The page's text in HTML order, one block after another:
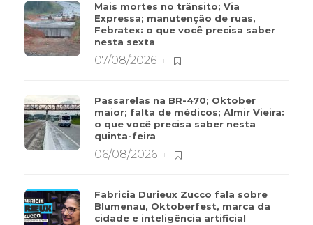
Mais mortes no trânsito; Via
Expressa; manutenção de ruas,
Febratex: o que você precisa saber
nesta sexta
07/08/2026
Passarelas na BR-470; Oktober
maior; falta de médicos; Almir Vieira:
o que você precisa saber nesta
quinta-feira
06/08/2026
Fabricia Durieux Zucco fala sobre
Blumenau, Oktoberfest, marca da
cidade e inteligência artificial